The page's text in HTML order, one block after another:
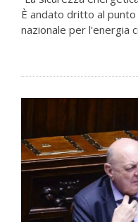
È andato dritto al
nazionale per l'energia